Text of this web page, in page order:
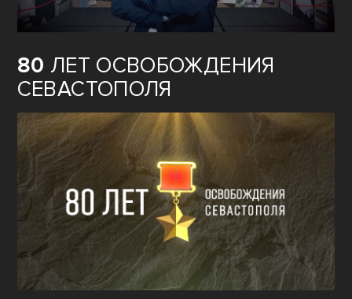
80 ЛЕТ ОСВОБОЖДЕНИЯ
СЕВАСТОПОЛЯ